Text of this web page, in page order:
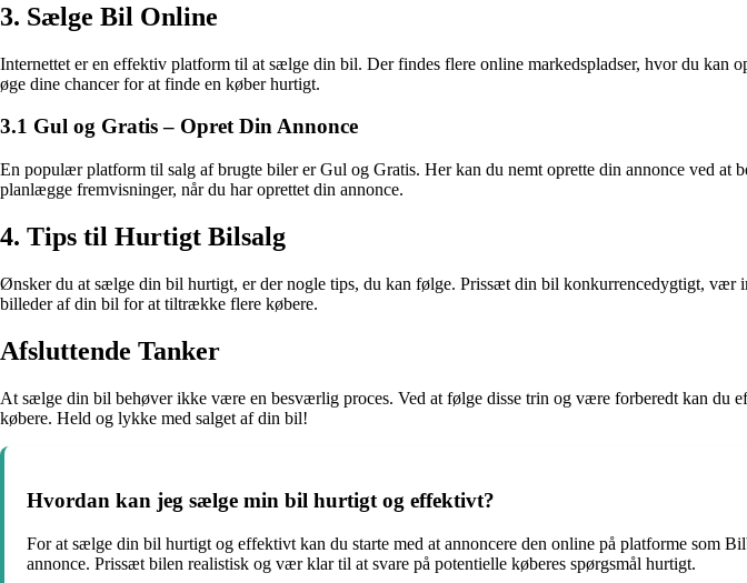
3. Sælge Bil Online
Internettet er en effektiv platform til at sælge din bil. Der findes flere online markedspladser, hvor du
øge dine chancer for at finde en køber hurtigt.
3.1 Gul og Gratis – Opret Din Annonce
En populær platform til salg af brugte biler er Gul og Gratis. Her kan du nemt oprette din annonce ved
planlægge fremvisninger, når du har oprettet din annonce.
4. Tips til Hurtigt Bilsalg
Ønsker du at sælge din bil hurtigt, er der nogle tips, du kan følge. Prissæt din bil konkurrencedygtigt,
billeder af din bil for at tiltrække flere købere.
Afsluttende Tanker
At sælge din bil behøver ikke være en besværlig proces. Ved at følge disse trin og være forberedt kan
købere. Held og lykke med salget af din bil!
Hvordan kan jeg sælge min bil hurtigt og effektivt?
For at sælge din bil hurtigt og effektivt kan du starte med at annoncere den online på platforme som
annonce. Prissæt bilen realistisk og vær klar til at svare på potentielle køberes spørgsmål hurtigt.